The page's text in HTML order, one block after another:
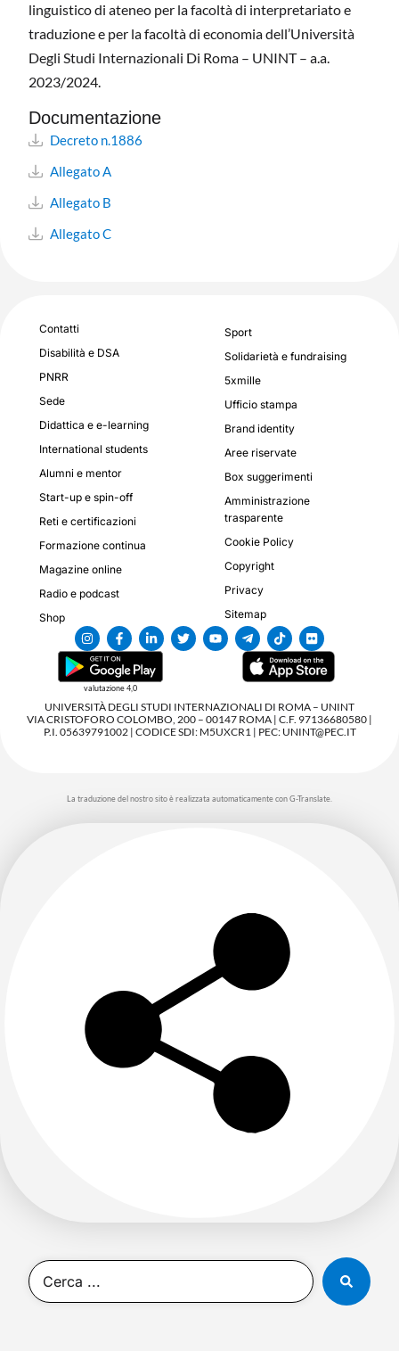
linguistico di ateneo per la facoltà di interpretariato e
traduzione e per la facoltà di economia dell’Università
Degli Studi Internazionali Di Roma – UNINT – a.a.
2023/2024.
Documentazione
Decreto n.1886
Allegato A
Allegato B
Allegato C
Contatti
Disabilità e DSA
PNRR
Sede
Didattica e e-learning
International students
Alumni e mentor
Start-up e spin-off
Reti e certificazioni
Formazione continua
Magazine online
Radio e podcast
Shop
Sport
Solidarietà e fundraising
5xmille
Ufficio stampa
Brand identity
Aree riservate
Box suggerimenti
Amministrazione
trasparente
Cookie Policy
Copyright
Privacy
Sitemap
valutazione 4,0
UNIVERSITÀ DEGLI STUDI INTERNAZIONALI DI ROMA – UNINT
VIA CRISTOFORO COLOMBO, 200 – 00147 ROMA | C.F. 97136680580 |
P.I. 05639791002 | CODICE SDI: M5UXCR1 | PEC: UNINT@PEC.IT
La traduzione del nostro sito è realizzata automaticamente con G-Translate.